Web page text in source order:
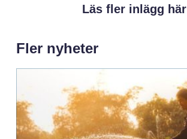
Läs fler inlägg här
Fler nyheter